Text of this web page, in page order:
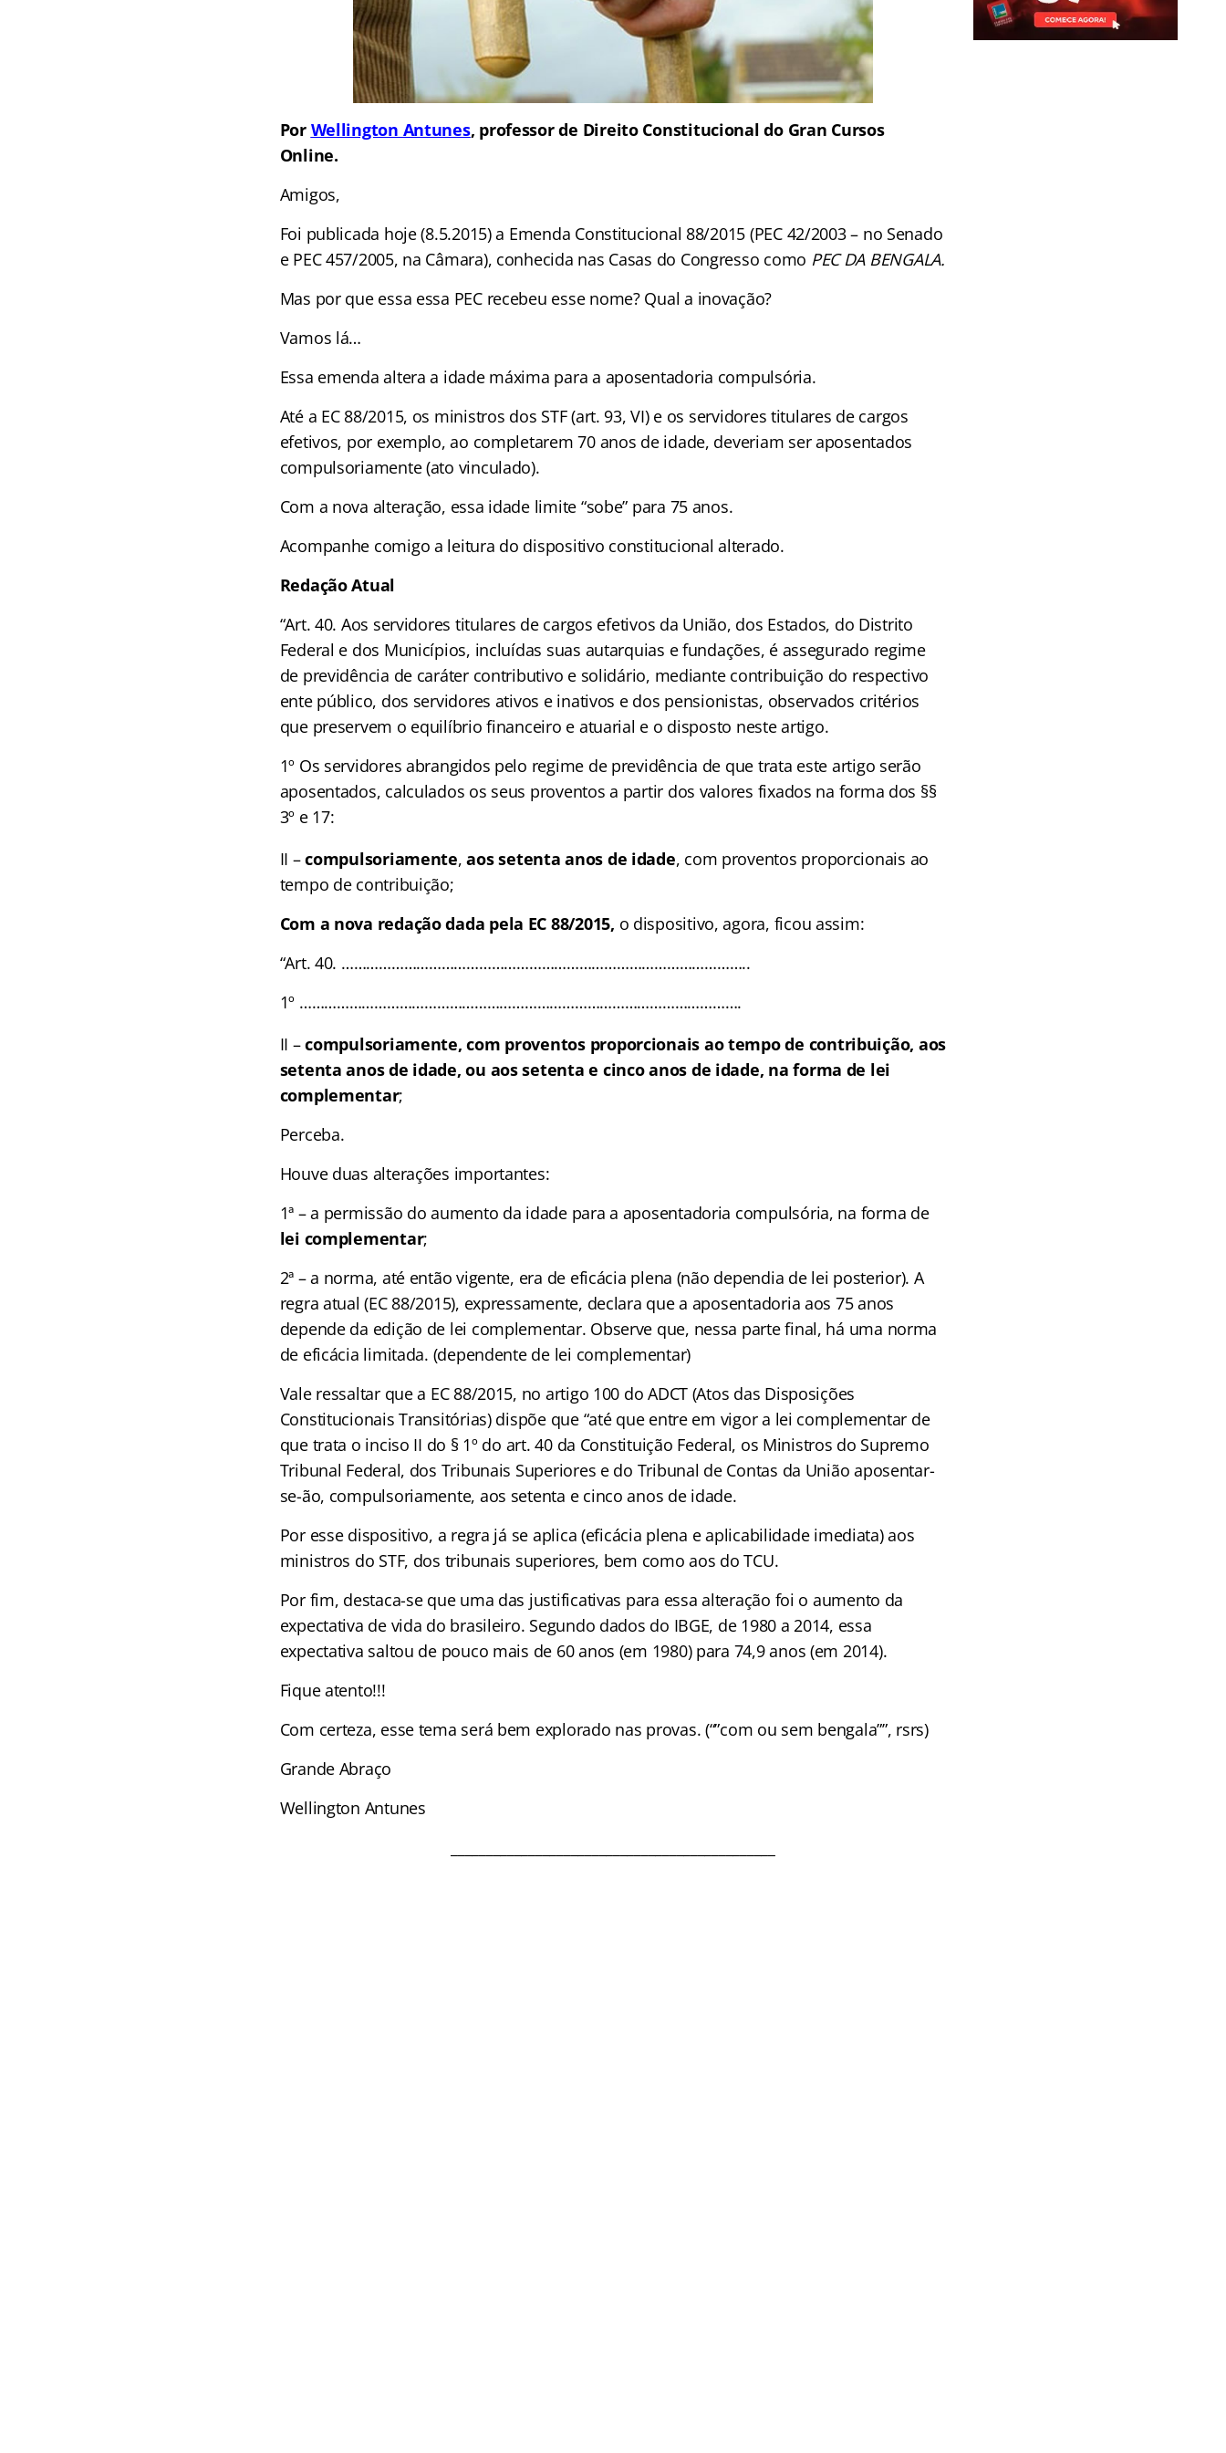
Por Wellington Antunes, professor de Direito Constitucional do Gran Cursos
Online.
Amigos,
Foi publicada hoje (8.5.2015) a Emenda Constitucional 88/2015 (PEC 42/2003 – no Senado
e PEC 457/2005, na Câmara), conhecida nas Casas do Congresso como PEC DA BENGALA.
Mas por que essa essa PEC recebeu esse nome? Qual a inovação?
Vamos lá…
Essa emenda altera a idade máxima para a aposentadoria compulsória.
Até a EC 88/2015, os ministros dos STF (art. 93, VI) e os servidores titulares de cargos
efetivos, por exemplo, ao completarem 70 anos de idade, deveriam ser aposentados
compulsoriamente (ato vinculado).
Com a nova alteração, essa idade limite “sobe” para 75 anos.
Acompanhe comigo a leitura do dispositivo constitucional alterado.
Redação Atual
“Art. 40. Aos servidores titulares de cargos efetivos da União, dos Estados, do Distrito
Federal e dos Municípios, incluídas suas autarquias e fundações, é assegurado regime
de previdência de caráter contributivo e solidário, mediante contribuição do respectivo
ente público, dos servidores ativos e inativos e dos pensionistas, observados critérios
que preservem o equilíbrio financeiro e atuarial e o disposto neste artigo.
1º Os servidores abrangidos pelo regime de previdência de que trata este artigo serão
aposentados, calculados os seus proventos a partir dos valores fixados na forma dos §§
3º e 17:
II –compulsoriamente,aos setenta anos de idade, com proventos proporcionais ao
tempo de contribuição;
Com a nova redação dada pela EC 88/2015, o dispositivo, agora, ficou assim:
“Art. 40. ……………………………………………………………………………………..
1º …………………………………………………………………………………………….
II –compulsoriamente, com proventos proporcionais ao tempo de contribuição, aos
setenta anos de idade, ou aos setenta e cinco anos de idade, na forma de lei
complementar;
Perceba.
Houve duas alterações importantes:
1ª – a permissão do aumento da idade para a aposentadoria compulsória, na forma de
lei complementar;
2ª – a norma, até então vigente, era de eficácia plena (não dependia de lei posterior). A
regra atual (EC 88/2015), expressamente, declara que a aposentadoria aos 75 anos
depende da edição de lei complementar. Observe que, nessa parte final, há uma norma
de eficácia limitada. (dependente de lei complementar)
Vale ressaltar que a EC 88/2015, no artigo 100 do ADCT (Atos das Disposições
Constitucionais Transitórias) dispõe que “até que entre em vigor a lei complementar de
que trata o inciso II do § 1º do art. 40 da Constituição Federal, os Ministros do Supremo
Tribunal Federal, dos Tribunais Superiores e do Tribunal de Contas da União aposentar-
se-ão, compulsoriamente, aos setenta e cinco anos de idade.
Por esse dispositivo, a regra já se aplica (eficácia plena e aplicabilidade imediata) aos
ministros do STF, dos tribunais superiores, bem como aos do TCU.
Por fim, destaca-se que uma das justificativas para essa alteração foi o aumento da
expectativa de vida do brasileiro. Segundo dados do IBGE, de 1980 a 2014, essa
expectativa saltou de pouco mais de 60 anos (em 1980) para 74,9 anos (em 2014).
Fique atento!!!
Com certeza, esse tema será bem explorado nas provas. (“”com ou sem bengala””, rsrs)
Grande Abraço
Wellington Antunes